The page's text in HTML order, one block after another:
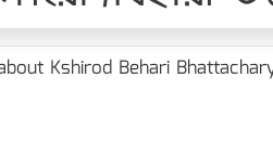
Kshirod Behari Bhattacharya -